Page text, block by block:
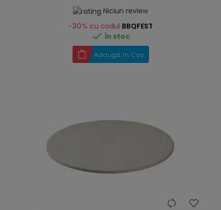
Niciun review
-30% cu codul BBQFEST
 În stoc
Adaugă în Coș